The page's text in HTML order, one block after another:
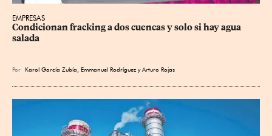
EMPRESAS
Condicionan fracking a dos cuencas y solo si hay agua
salada
Por Karol García Zubía Emmanuel Rodríguez yArturo Rojas